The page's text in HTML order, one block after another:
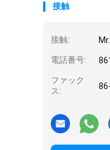
接触
接触:
電話番号:
ファック
ス: